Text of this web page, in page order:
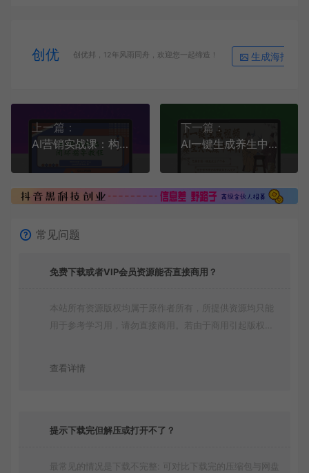
创优 创优邦，12年风雨同舟，欢迎您一起缔造！ 生成海报
上一篇：
AI营销实战课：构建用户洞察、精准触达与效果回流的数据闭环，全面提升营销转化效率
下一篇：
AI一键生成养生中草药视频，一天轻松万条视频！可批量可矩阵！
常见问题
免费下载或者VIP会员资源能否直接商用？
本站所有资源版权均属于原作者所有，所提供资源均只能
用于参考学习用，请勿直接商用。若由于商用引起版权纠
查看详情
提示下载完但解压或打开不了？
最常见的情况是下载不完整: 可对比下载完的压缩包与网盘